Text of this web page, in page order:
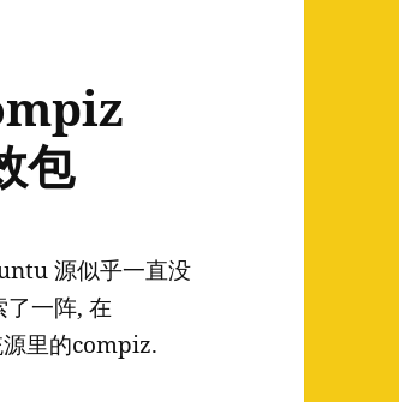
包
源似乎一直没
一阵, 在
里的compiz.